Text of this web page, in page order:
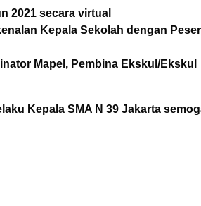
2021 secara virtual
Kepala Sekolah dengan
Mapel, Pembina Ekskul/Ekskul
Kepala SMA N 39 Jakarta